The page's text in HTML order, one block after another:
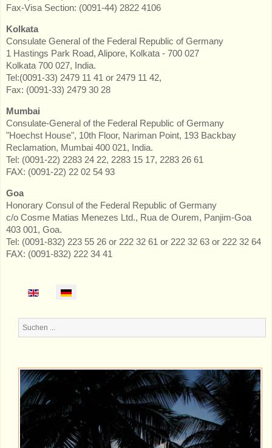
Fax-Visa Section: (0091-44) 2822 4106
Kolkata
Consulate General of the Federal Republic of Germany
1 Hastings Park Road, Alipore, Kolkata - 700 027
Kolkata 700 027, India.
Tel:(0091-33) 2479 11 41 or 2479 11 42,
Fax: (0091-33) 2479 30 28
Mumbai
Consulate-General of the Federal Republic of Germany
"Hoechst House", 10th Floor, Nariman Point, 193 Backbay
Reclamation, Mumbai 400 021, India.
Tel: (0091-22) 2283 24 22, 2283 15 17, 2283 26 61
FAX: (0091-22) 22 02 54 93
Goa
Honorary Consul of the Federal Republic of Germany
c/o Cosme Matias Menezes Ltd., Rua de Ourem, Panjim-Goa
403 001, Goa.
Tel: (0091-832) 223 55 26 or 222 32 61 or 222 32 63 or 222 32 64
FAX: (0091-832) 222 34 41
Suchen
...